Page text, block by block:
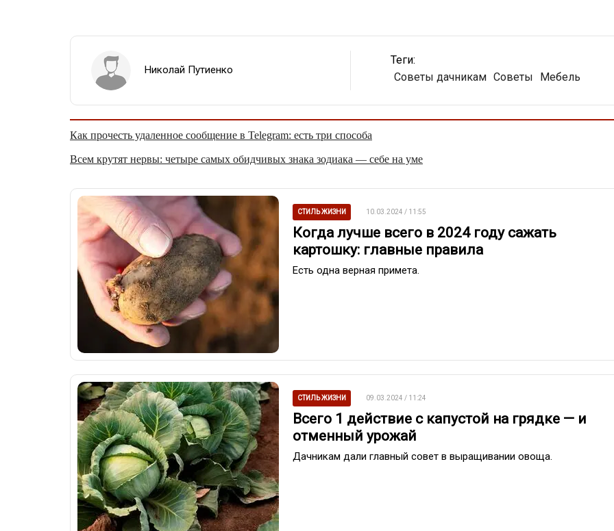
Николай Путиенко
Теги:
Советы дачникам Советы Мебель
Как прочесть удаленное сообщение в Telegram: есть три способа
Всем крутят нервы: четыре самых обидчивых знака зодиака — себе на уме
СТИЛЬ ЖИЗНИ 10.03.2024 / 11:55
Когда лучше всего в 2024 году сажать
картошку: главные правила
Есть одна верная примета.
СТИЛЬ ЖИЗНИ 09.03.2024 / 11:24
Всего 1 действие с капустой на грядке — и
отменный урожай
Дачникам дали главный совет в выращивании овоща.